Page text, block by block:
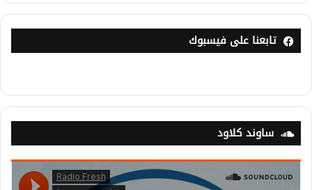
تابعنا على فيسبوك
ساوند كلاود